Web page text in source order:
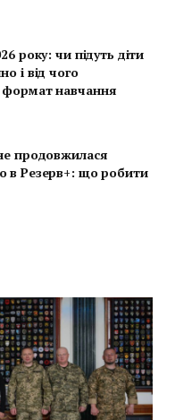
року: чи підуть діти
і від чого
навчання
продовжилася
в Резерв+: що робити